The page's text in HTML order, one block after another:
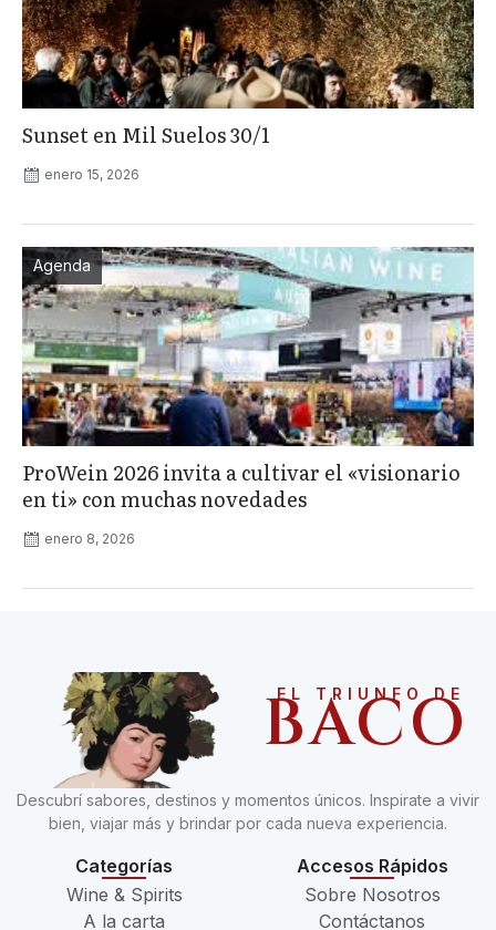
Sunset en Mil Suelos 30/1
enero 15, 2026
Agenda
ProWein 2026 invita a cultivar el «visionario
en ti» con muchas novedades
enero 8, 2026
EL TRIUNFO DE
BACO
Descubrí sabores, destinos y momentos únicos. Inspirate a vivir
bien, viajar más y brindar por cada nueva experiencia.
Categorías
Wine & Spirits
A la carta
Accesos Rápidos
Sobre Nosotros
Contáctanos